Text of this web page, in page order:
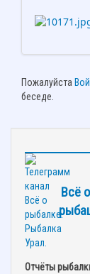
Пожалуйста
беседе.
Всё
Отчёты